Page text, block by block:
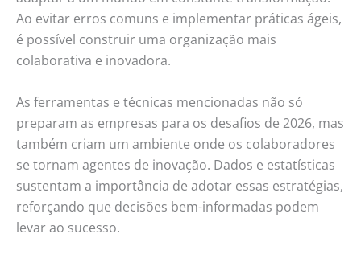
Ao evitar erros comuns e implementar práticas ágeis,
é possível construir uma organização mais
colaborativa e inovadora.
As ferramentas e técnicas mencionadas não só
preparam as empresas para os desafios de 2026, mas
também criam um ambiente onde os colaboradores
se tornam agentes de inovação. Dados e estatísticas
sustentam a importância de adotar essas estratégias,
reforçando que decisões bem-informadas podem
levar ao sucesso.